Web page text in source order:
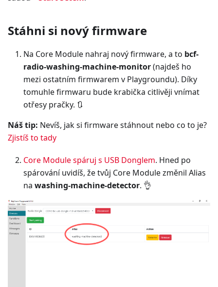
Stáhni si nový firmware
Na Core Module nahraj nový firmware, a to bcf-
radio-washing-machine-monitor(najdeš ho
mezi ostatním firmwarem v Playgroundu). Díky
tomuhle firmwaru bude krabička citlivěji vnímat
otřesy pračky. 🔃
Náš tip: Nevíš, jak si firmware stáhnout nebo co to je?
Zjistíš to tady
Core Module spáruj s USB Donglem. Hned po
spárování uvidíš, že tvůj Core Module změnil Alias
na washing-machine-detector. 👌